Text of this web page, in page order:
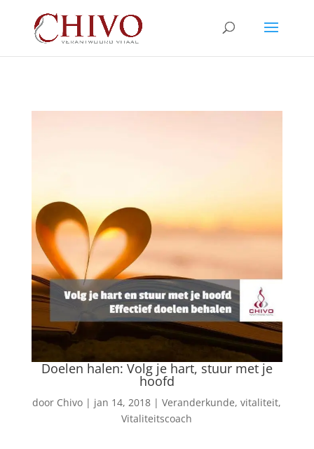
Doelen halen: Volg je hart, stuur met je
hoofd
door Chivo | jan 14, 2018 |Veranderkunde,vitaliteit,
Vitaliteitscoach